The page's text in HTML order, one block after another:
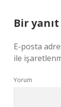
Bir yanıt
E-posta
ile
Yorum